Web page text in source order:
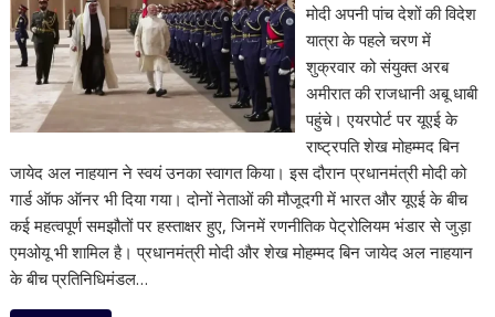
मोदी अपनी पांच देशों की विदेश
यात्रा के पहले चरण में
शुक्रवार को संयुक्त अरब
अमीरात की राजधानी अबू धाबी
पहुंचे। एयरपोर्ट पर यूएई के
राष्ट्रपति शेख मोहम्मद बिन
जायेद अल नाहयान ने स्वयं उनका स्वागत किया। इस दौरान प्रधानमंत्री मोदी को
गार्ड ऑफ ऑनर भी दिया गया। दोनों नेताओं की मौजूदगी में भारत और यूएई के बीच
कई महत्वपूर्ण समझौतों पर हस्ताक्षर हुए, जिनमें रणनीतिक पेट्रोलियम भंडार से जुड़ा
एमओयू भी शामिल है। प्रधानमंत्री मोदी और शेख मोहम्मद बिन जायेद अल नाहयान
के बीच प्रतिनिधिमंडल…